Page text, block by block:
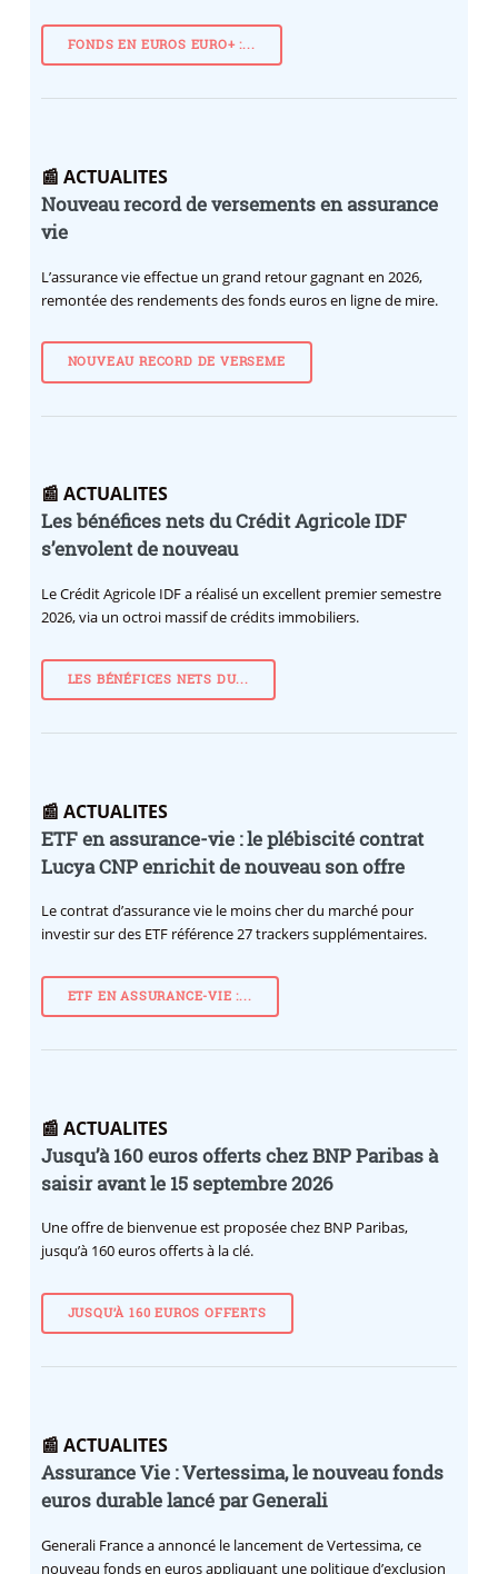
FONDS EN EUROS EURO+ :...
📰 ACTUALITES
Nouveau record de versements en assurance
vie
L’assurance vie effectue un grand retour gagnant en 2026,
remontée des rendements des fonds euros en ligne de mire.
NOUVEAU RECORD DE VERSEME
📰 ACTUALITES
Les bénéfices nets du Crédit Agricole IDF
s’envolent de nouveau
Le Crédit Agricole IDF a réalisé un excellent premier semestre
2026, via un octroi massif de crédits immobiliers.
LES BÉNÉFICES NETS DU...
📰 ACTUALITES
ETF en assurance-vie : le plébiscité contrat
Lucya CNP enrichit de nouveau son offre
Le contrat d’assurance vie le moins cher du marché pour
investir sur des ETF référence 27 trackers supplémentaires.
ETF EN ASSURANCE-VIE :...
📰 ACTUALITES
Jusqu’à 160 euros offerts chez BNP Paribas à
saisir avant le 15 septembre 2026
Une offre de bienvenue est proposée chez BNP Paribas,
jusqu’à 160 euros offerts à la clé.
JUSQU’À 160 EUROS OFFERTS
📰 ACTUALITES
Assurance Vie : Vertessima, le nouveau fonds
euros durable lancé par Generali
Generali France a annoncé le lancement de Vertessima, ce
nouveau fonds en euros appliquant une politique d’exclusion